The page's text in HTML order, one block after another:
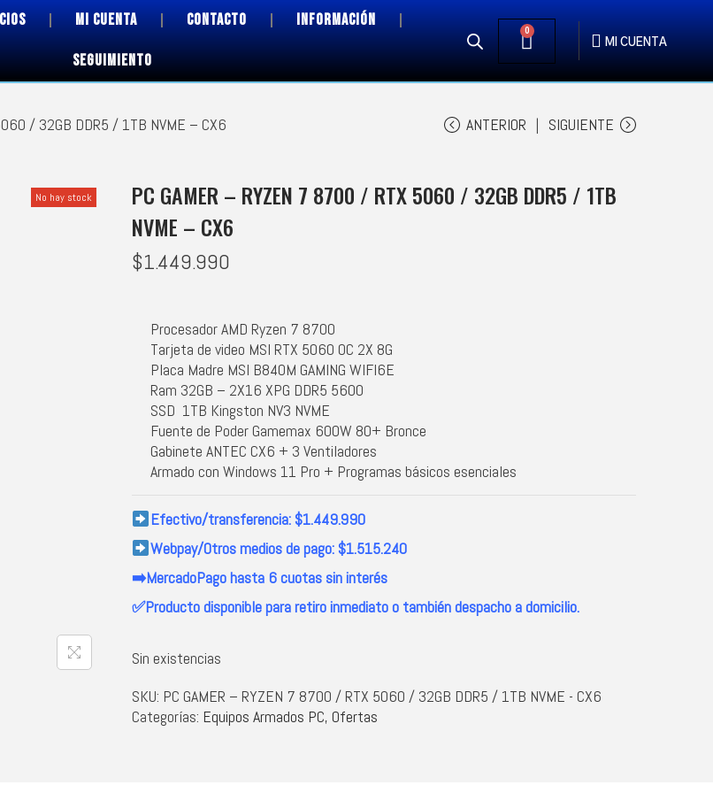
MI CUENTA CONTACTO INFORMACIÓN
SEGUIMIENTO
0
MI CUENTA
/ 32GB DDR5 / 1TB NVME – CX6 ANTERIOR SIGUIENTE
No hay stock
PC GAMER – RYZEN 7 8700 / RTX 5060 / 32GB DDR5 / 1TB
NVME – CX6
$1.449.990
Procesador AMD Ryzen 7 8700
Tarjeta de video MSI RTX 5060 OC 2X 8G
Placa Madre MSI B840M GAMING WIFI6E
Ram 32GB – 2X16 XPG DDR5 5600
SSD 1TB Kingston NV3 NVME
Fuente de Poder Gamemax 600W 80+ Bronce
Gabinete ANTEC CX6 + 3 Ventiladores
Armado con Windows 11 Pro + Programas básicos esenciales
Efectivo/transferencia: $1.449.990
Webpay/Otros medios de pago: $1.515.240
➡️MercadoPago hasta 6 cuotas sin interés
✅Producto disponible para retiro inmediato o también despacho a domicilio.
Sin existencias
SKU: PC GAMER – RYZEN 7 8700 / RTX 5060 / 32GB DDR5 / 1TB NVME - CX6
Categorías: Equipos Armados PC, Ofertas